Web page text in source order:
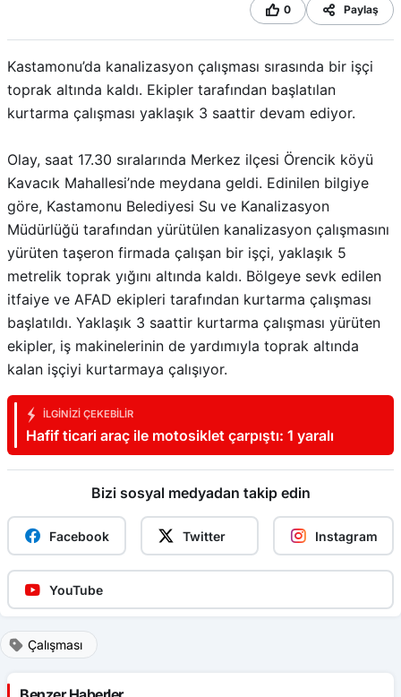
0 Paylaş
Kastamonu’da kanalizasyon çalışması sırasında bir işçi
toprak altında kaldı. Ekipler tarafından başlatılan
kurtarma çalışması yaklaşık 3 saattir devam ediyor.
Olay, saat 17.30 sıralarında Merkez ilçesi Örencik köyü
Kavacık Mahallesi’nde meydana geldi. Edinilen bilgiye
göre, Kastamonu Belediyesi Su ve Kanalizasyon
Müdürlüğü tarafından yürütülen kanalizasyon çalışmasını
yürüten taşeron firmada çalışan bir işçi, yaklaşık 5
metrelik toprak yığını altında kaldı. Bölgeye sevk edilen
itfaiye ve AFAD ekipleri tarafından kurtarma çalışması
başlatıldı. Yaklaşık 3 saattir kurtarma çalışması yürüten
ekipler, iş makinelerinin de yardımıyla toprak altında
kalan işçiyi kurtarmaya çalışıyor.
İLGINIZI ÇEKEBILIR
Hafif ticari araç ile motosiklet çarpıştı: 1 yaralı
Bizi sosyal medyadan takip edin
Facebook Twitter Instagram
YouTube
Çalışması